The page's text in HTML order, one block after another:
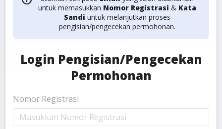
untuk memasukkan Nomor Registrasi & Kata
Sandi untuk melanjutkan proses
pengisian/pengecekan permohonan.
Login Pengisian/Pengecekan
Permohonan
Nomor Registrasi